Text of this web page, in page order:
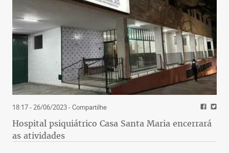
18:17 - 26/06/2023- Compartilhe
Hospital psiquiátrico Casa Santa Maria encerrará
as atividades